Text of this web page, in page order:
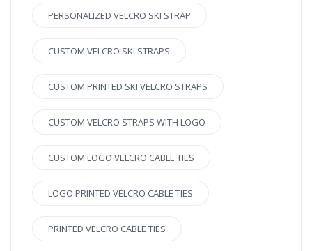
PERSONALIZED VELCRO SKI STRAP
CUSTOM VELCRO SKI STRAPS
CUSTOM PRINTED SKI VELCRO STRAPS
CUSTOM VELCRO STRAPS WITH LOGO
CUSTOM LOGO VELCRO CABLE TIES
LOGO PRINTED VELCRO CABLE TIES
PRINTED VELCRO CABLE TIES